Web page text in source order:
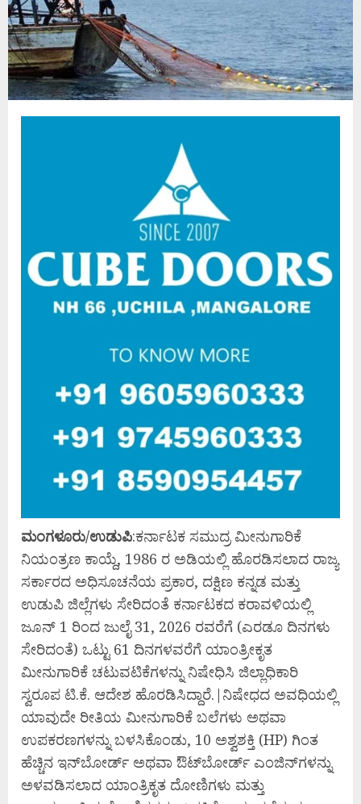
ಮಂಗಳೂರು/ಉಡುಪಿ:ಕರ್ನಾಟಕ ಸಮುದ್ರ ಮೀನುಗಾರಿಕೆ
ನಿಯಂತ್ರಣ ಕಾಯ್ದೆ, 1986 ರ ಅಡಿಯಲ್ಲಿ ಹೊರಡಿಸಲಾದ ರಾಜ್ಯ
ಸರ್ಕಾರದ ಅಧಿಸೂಚನೆಯ ಪ್ರಕಾರ, ದಕ್ಷಿಣ ಕನ್ನಡ ಮತ್ತು
ಉಡುಪಿ ಜಿಲ್ಲೆಗಳು ಸೇರಿದಂತೆ ಕರ್ನಾಟಕದ ಕರಾವಳಿಯಲ್ಲಿ
ಜೂನ್ 1 ರಿಂದ ಜುಲೈ 31, 2026 ರವರೆಗೆ (ಎರಡೂ ದಿನಗಳು
ಸೇರಿದಂತೆ) ಒಟ್ಟು 61 ದಿನಗಳವರೆಗೆ ಯಾಂತ್ರೀಕೃತ
ಮೀನುಗಾರಿಕೆ ಚಟುವಟಿಕೆಗಳನ್ನು ನಿಷೇಧಿಸಿ ಜಿಲ್ಲಾಧಿಕಾರಿ
ಸ್ವರೂಪ ಟಿ.ಕೆ. ಆದೇಶ ಹೊರಡಿಸಿದ್ದಾರೆ.|ನಿಷೇಧದ ಅವಧಿಯಲ್ಲಿ
ಯಾವುದೇ ರೀತಿಯ ಮೀನುಗಾರಿಕೆ ಬಲೆಗಳು ಅಥವಾ
ಉಪಕರಣಗಳನ್ನು ಬಳಸಿಕೊಂಡು, 10 ಅಶ್ವಶಕ್ತಿ (HP) ಗಿಂತ
ಹೆಚ್ಚಿನ ಇನ್‌ಬೋರ್ಡ್ ಅಥವಾ ಔಟ್‌ಬೋರ್ಡ್ ಎಂಜಿನ್‌ಗಳನ್ನು
ಅಳವಡಿಸಲಾದ ಯಾಂತ್ರಿಕೃತ ದೋಣಿಗಳು ಮತ್ತು